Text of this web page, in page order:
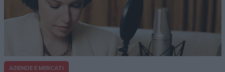
AZIENDE E MERCATI